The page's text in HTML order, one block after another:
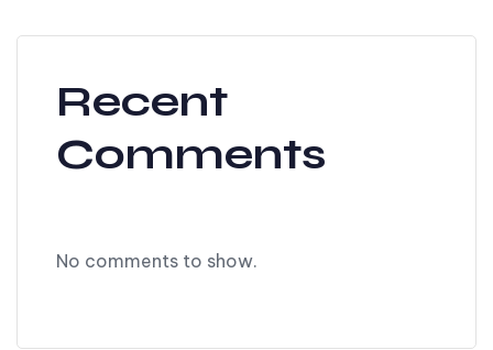
Recent
Comments
No comments to show.